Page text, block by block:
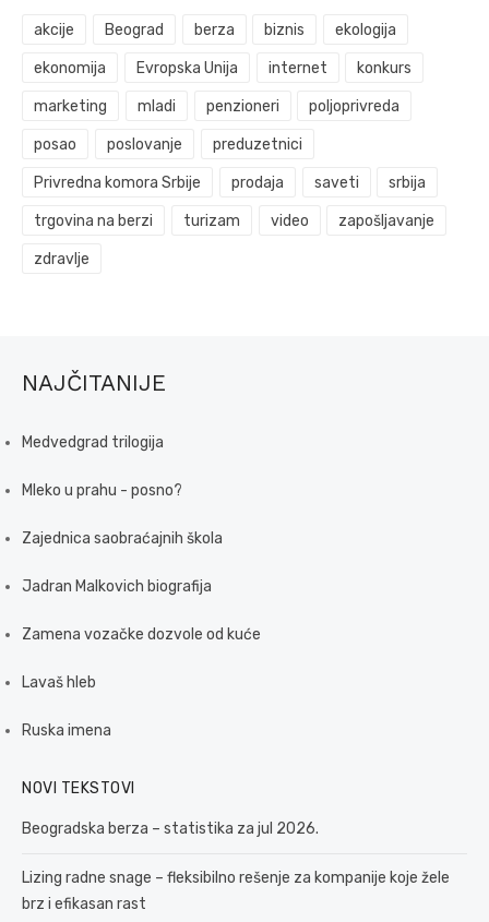
akcije Beograd berza biznis ekologija
ekonomija Evropska Unija internet konkurs
marketing mladi penzioneri poljoprivreda
posao poslovanje preduzetnici
Privredna komora Srbije prodaja saveti srbija
trgovina na berzi turizam video zapošljavanje
zdravlje
NAJČITANIJE
Medvedgrad trilogija
Mleko u prahu - posno?
Zajednica saobraćajnih škola
Jadran Malkovich biografija
Zamena vozačke dozvole od kuće
Lavaš hleb
Ruska imena
NOVI TEKSTOVI
Beogradska berza – statistika za jul 2026.
Lizing radne snage – fleksibilno rešenje za kompanije koje žele
brz i efikasan rast